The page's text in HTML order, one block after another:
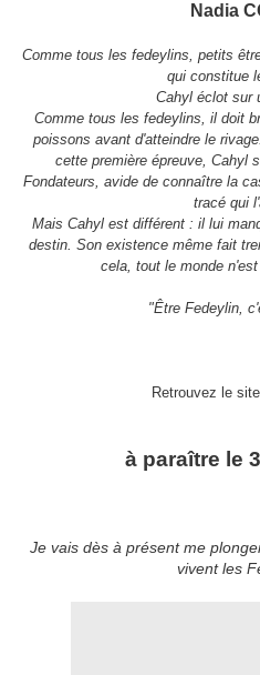
Nadia
Comme tous les fedeylins, petits
qui constitue
Cahyl éclot sur
Comme tous les fedeylins, il doit
poissons avant d'atteindre le
cette première épreuve, Cahyl
Fondateurs, avide de connaître la
tracé qui
Mais Cahyl est différent : il lui
destin. Son existence même fait
cela, tout le monde
"Être Fedeylin,
Retrouvez le site
à paraître le
Je vais dès à présent me plong
vivent les